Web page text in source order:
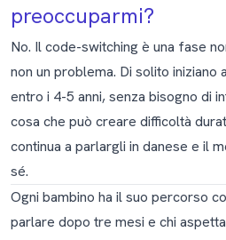
preoccuparmi?
No. Il code-switching è una fase
non un problema. Di solito iniziano
entro i 4-5 anni, senza bisogno di
cosa che può creare difficoltà
continua a parlargli in danese e il
sé.
Ogni bambino ha il suo percorso
parlare dopo tre mesi e chi